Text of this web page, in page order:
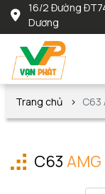
16/2 Đường
Dương
Trang chủ C63
C63 AMG